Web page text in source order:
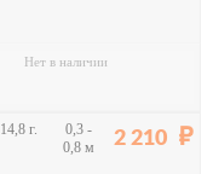
Нет в наличии
14,8 г.
0,3 -
0,8 м
2 210